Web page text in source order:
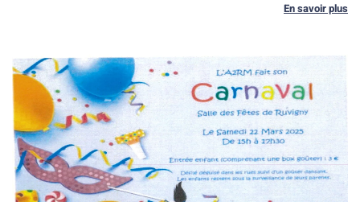
En savoir plus